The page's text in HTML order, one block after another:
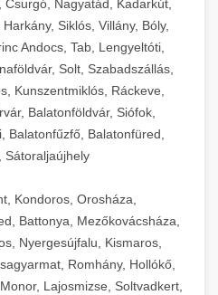
Nagyatád, Kadarkút,
Siklós, Villány, Bóly,
Andocs, Tab, Lengyeltóti,
Solt, Szabadszállás,
Kunszentmiklós, Ráckeve,
Balatonföldvár, Siófok,
Balatonfűzfő, Balatonfüred,
Sátoraljaújhely
Kondoros, Orosháza,
Battonya, Mezőkovácsháza,
Nyergesújfalu, Kismaros,
Romhány, Hollókő,
Lajosmizse, Soltvadkert,